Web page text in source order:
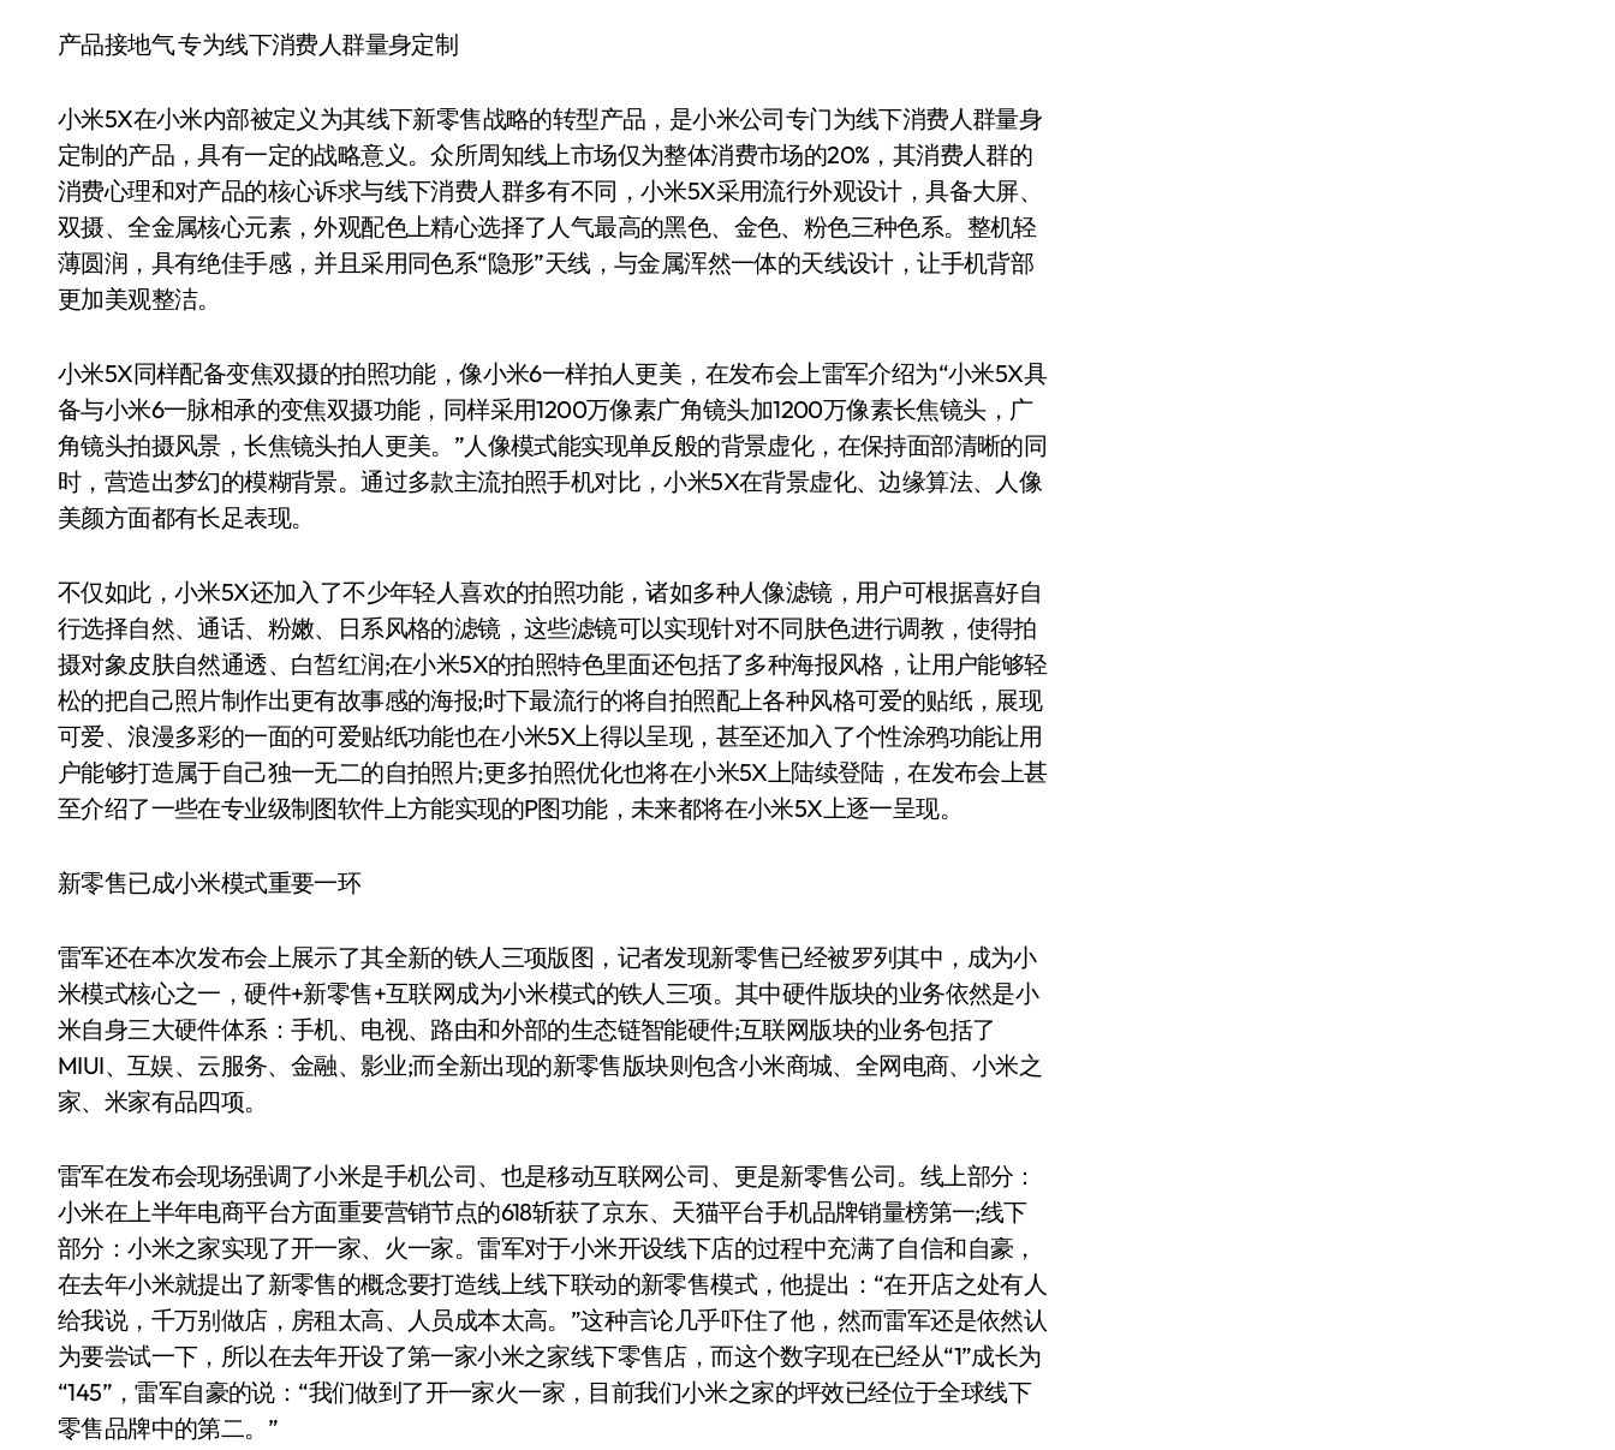
产品接地气 专为线下消费人群量身定制
小米5X在小米内部被定义为其线下新零售战略的转型产品，是小米公司专门为线下消费人群量身
定制的产品，具有一定的战略意义。众所周知线上市场仅为整体消费市场的20%，其消费人群的
消费心理和对产品的核心诉求与线下消费人群多有不同，小米5X采用流行外观设计，具备大屏、
双摄、全金属核心元素，外观配色上精心选择了人气最高的黑色、金色、粉色三种色系。整机轻
薄圆润，具有绝佳手感，并且采用同色系“隐形”天线，与金属浑然一体的天线设计，让手机背部
更加美观整洁。
小米5X同样配备变焦双摄的拍照功能，像小米6一样拍人更美，在发布会上雷军介绍为“小米5X具
备与小米6一脉相承的变焦双摄功能，同样采用1200万像素广角镜头加1200万像素长焦镜头，广
角镜头拍摄风景，长焦镜头拍人更美。”人像模式能实现单反般的背景虚化，在保持面部清晰的同
时，营造出梦幻的模糊背景。通过多款主流拍照手机对比，小米5X在背景虚化、边缘算法、人像
美颜方面都有长足表现。
不仅如此，小米5X还加入了不少年轻人喜欢的拍照功能，诸如多种人像滤镜，用户可根据喜好自
行选择自然、通话、粉嫩、日系风格的滤镜，这些滤镜可以实现针对不同肤色进行调教，使得拍
摄对象皮肤自然通透、白皙红润;在小米5X的拍照特色里面还包括了多种海报风格，让用户能够轻
松的把自己照片制作出更有故事感的海报;时下最流行的将自拍照配上各种风格可爱的贴纸，展现
可爱、浪漫多彩的一面的可爱贴纸功能也在小米5X上得以呈现，甚至还加入了个性涂鸦功能让用
户能够打造属于自己独一无二的自拍照片;更多拍照优化也将在小米5X上陆续登陆，在发布会上甚
至介绍了一些在专业级制图软件上方能实现的P图功能，未来都将在小米5X上逐一呈现。
新零售已成小米模式重要一环
雷军还在本次发布会上展示了其全新的铁人三项版图，记者发现新零售已经被罗列其中，成为小
米模式核心之一，硬件+新零售+互联网成为小米模式的铁人三项。其中硬件版块的业务依然是小
米自身三大硬件体系：手机、电视、路由和外部的生态链智能硬件;互联网版块的业务包括了
MIUI、互娱、云服务、金融、影业;而全新出现的新零售版块则包含小米商城、全网电商、小米之
家、米家有品四项。
雷军在发布会现场强调了小米是手机公司、也是移动互联网公司、更是新零售公司。线上部分：
小米在上半年电商平台方面重要营销节点的618斩获了京东、天猫平台手机品牌销量榜第一;线下
部分：小米之家实现了开一家、火一家。雷军对于小米开设线下店的过程中充满了自信和自豪，
在去年小米就提出了新零售的概念要打造线上线下联动的新零售模式，他提出：“在开店之处有人
给我说，千万别做店，房租太高、人员成本太高。”这种言论几乎吓住了他，然而雷军还是依然认
为要尝试一下，所以在去年开设了第一家小米之家线下零售店，而这个数字现在已经从“1”成长为
“145”，雷军自豪的说：“我们做到了开一家火一家，目前我们小米之家的坪效已经位于全球线下
零售品牌中的第二。”